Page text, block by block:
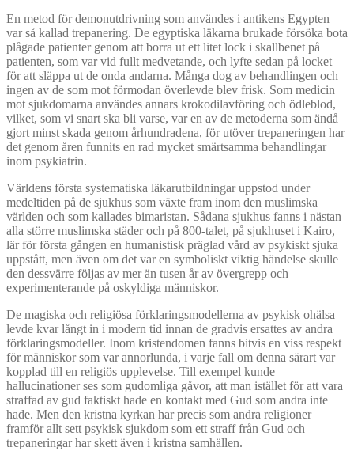
En metod för demonutdrivning som användes i antikens Egypten
var så kallad trepanering. De egyptiska läkarna brukade försöka bota
plågade patienter genom att borra ut ett litet lock i skallbenet på
patienten, som var vid fullt medvetande, och lyfte sedan på locket
för att släppa ut de onda andarna. Många dog av behandlingen och
ingen av de som mot förmodan överlevde blev frisk. Som medicin
mot sjukdomarna användes annars krokodilavföring och ödleblod,
vilket, som vi snart ska bli varse, var en av de metoderna som ändå
gjort minst skada genom århundradena, för utöver trepaneringen har
det genom åren funnits en rad mycket smärtsamma behandlingar
inom psykiatrin.
Världens första systematiska läkarutbildningar uppstod under
medeltiden på de sjukhus som växte fram inom den muslimska
världen och som kallades bimaristan. Sådana sjukhus fanns i nästan
alla större muslimska städer och på 800-talet, på sjukhuset i Kairo,
lär för första gången en humanistisk präglad vård av psykiskt sjuka
uppstått, men även om det var en symboliskt viktig händelse skulle
den dessvärre följas av mer än tusen år av övergrepp och
experimenterande på oskyldiga människor.
De magiska och religiösa förklaringsmodellerna av psykisk ohälsa
levde kvar långt in i modern tid innan de gradvis ersattes av andra
förklaringsmodeller. Inom kristendomen fanns bitvis en viss respekt
för människor som var annorlunda, i varje fall om denna särart var
kopplad till en religiös upplevelse. Till exempel kunde
hallucinationer ses som gudomliga gåvor, att man istället för att vara
straffad av gud faktiskt hade en kontakt med Gud som andra inte
hade. Men den kristna kyrkan har precis som andra religioner
framför allt sett psykisk sjukdom som ett straff från Gud och
trepaneringar har skett även i kristna samhällen.